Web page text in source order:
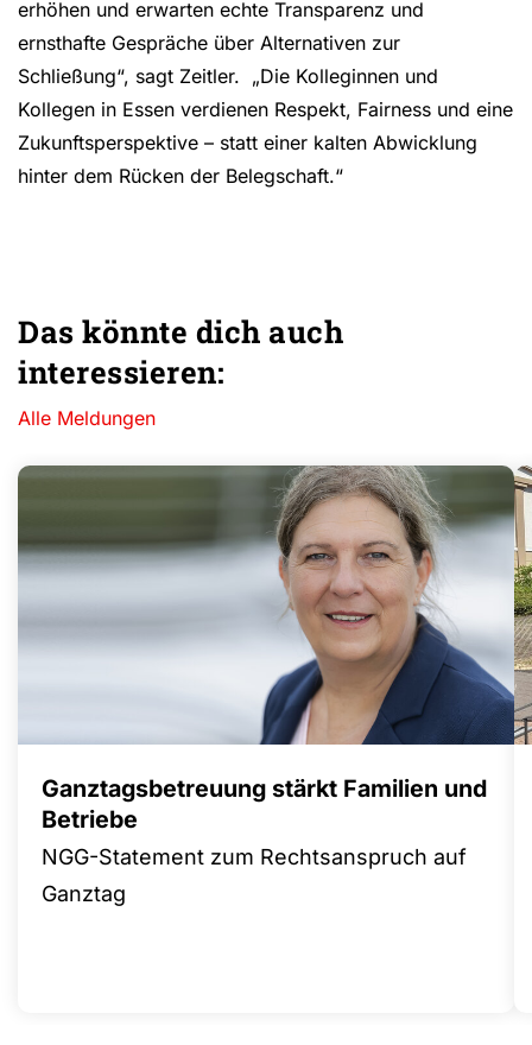
erhöhen und erwarten echte Transparenz und
ernsthafte Gespräche über Alternativen zur
Schließung“, sagt Zeitler. „Die Kolleginnen und
Kollegen in Essen verdienen Respekt, Fairness und eine
Zukunftsperspektive – statt einer kalten Abwicklung
hinter dem Rücken der Belegschaft.“
Das könnte dich auch
interessieren:
Alle Meldungen
Ganztagsbetreuung stärkt Familien und
Betriebe
NGG-Statement zum Rechtsanspruch auf
Ganztag